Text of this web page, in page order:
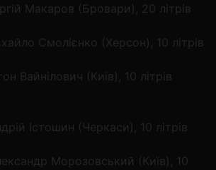
Макаров (Бровари), 20 літрів
Смолієнко (Херсон), 10 літрів
Вайнілович (Київ), 10 літрів
Істошин (Черкаси), 10 літрів
Морозовський (Київ), 10